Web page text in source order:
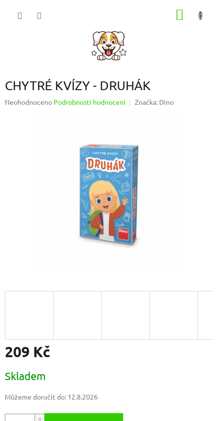
CHYTRÉ KVÍZY - DRUHÁK
Průměrné
Neohodnoceno Podrobnosti hodnocení Značka: Dino
209 Kč
cena:
Skladem
Můžeme doručit do: 12.8.2026